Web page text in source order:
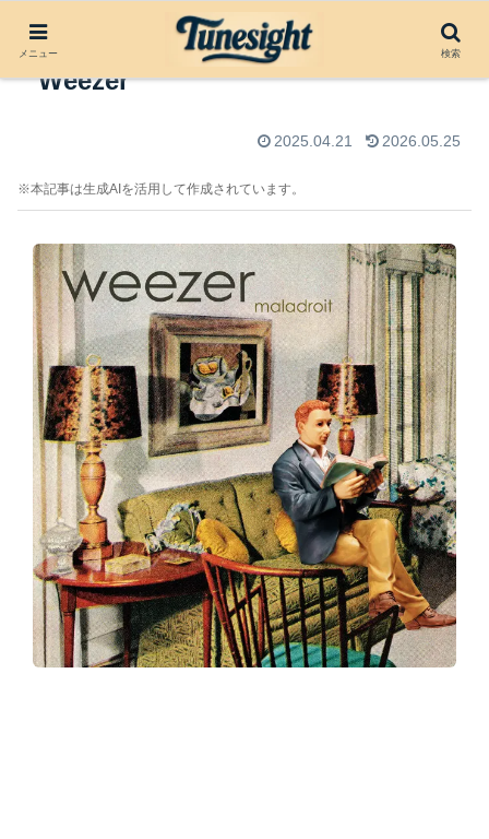
アルバムレビュー：Maladroit by
Weezer
2025.04.21 2026.05.25
※本記事は生成AIを活用して作成されています。
メニュー 検索